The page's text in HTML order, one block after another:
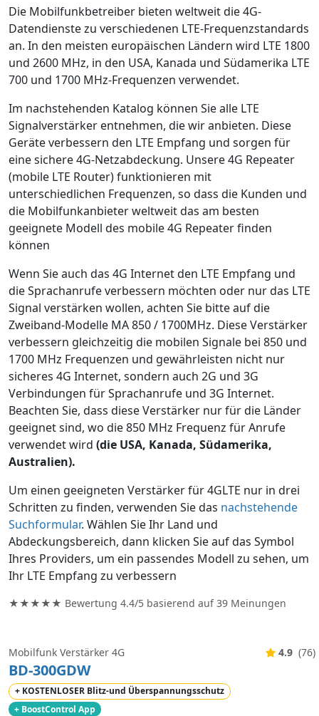
Die Mobilfunkbetreiber bieten weltweit die 4G-
Datendienste zu verschiedenen LTE-Frequenzstandards
an. In den meisten europäischen Ländern wird LTE 1800
und 2600 MHz, in den USA, Kanada und Südamerika LTE
700 und 1700 MHz-Frequenzen verwendet.
Im nachstehenden Katalog können Sie alle LTE
Signalverstärker entnehmen, die wir anbieten. Diese
Geräte verbessern den LTE Empfang und sorgen für
eine sichere 4G-Netzabdeckung. Unsere 4G Repeater
(mobile LTE Router) funktionieren mit
unterschiedlichen Frequenzen, so dass die Kunden und
die Mobilfunkanbieter weltweit das am besten
geeignete Modell des mobile 4G Repeater finden
können
Wenn Sie auch das 4G Internet den LTE Empfang und
die Sprachanrufe verbessern möchten oder nur das LTE
Signal verstärken wollen, achten Sie bitte auf die
Zweiband-Modelle MA 850 / 1700MHz. Diese Verstärker
verbessern gleichzeitig die mobilen Signale bei 850 und
1700 MHz Frequenzen und gewährleisten nicht nur
sicheres 4G Internet, sondern auch 2G und 3G
Verbindungen für Sprachanrufe und 3G Internet.
Beachten Sie, dass diese Verstärker nur für die Länder
geeignet sind, wo die 850 MHz Frequenz für Anrufe
verwendet wird (die USA, Kanada, Südamerika,
Australien).
Um einen geeigneten Verstärker für 4GLTE nur in drei
Schritten zu finden, verwenden Sie das nachstehende
Suchformular. Wählen Sie Ihr Land und
Abdeckungsbereich, dann klicken Sie auf das Symbol
Ihres Providers, um ein passendes Modell zu sehen, um
Ihr LTE Empfang zu verbessern
★★★★★ Bewertung 4.4/5 basierend auf39 Meinungen
Mobilfunk Verstärker 4G
BD-300GDW
+ KOSTENLOSER Blitz-und Überspannungsschutz
+ BoostControl App
4.9 (76)